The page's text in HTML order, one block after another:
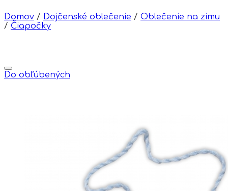
Domov / Dojčenské oblečenie / Oblečenie na zimu
/ Čiapočky
Do obľúbených